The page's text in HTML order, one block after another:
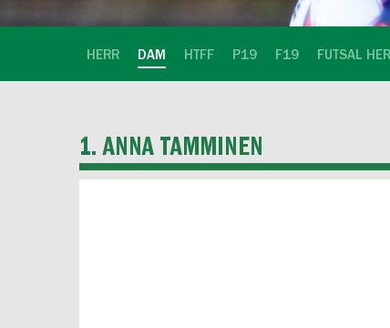
HERR DAM HTFF P19 F19 FUTSAL
1. ANNA TAMMINEN